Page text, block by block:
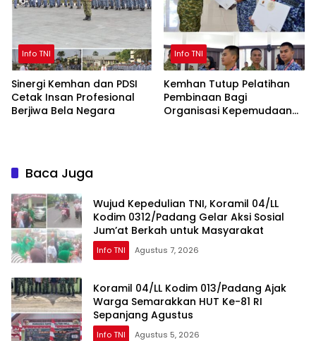
Info TNI
Sinergi Kemhan dan PDSI
Cetak Insan Profesional
Berjiwa Bela Negara
Info TNI
Kemhan Tutup Pelatihan
Pembinaan Bagi
Organisasi Kepemudaan
Baca Juga
Wujud Kepedulian TNI, Koramil 04/LL
Kodim 0312/Padang Gelar Aksi Sosial
Jum’at Berkah untuk Masyarakat
Info TNI Agustus 7, 2026
Koramil 04/LL Kodim 013/Padang Ajak
Warga Semarakkan HUT Ke-81 RI
Sepanjang Agustus
Info TNI Agustus 5, 2026